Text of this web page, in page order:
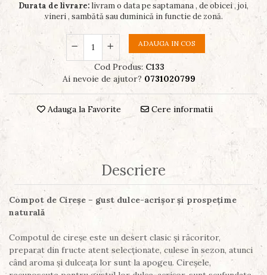
Durata de livrare: livram o data pe saptamana , de obicei , joi,
vineri , sambătă sau duminică in functie de zonă.
ADAUGA IN COS
Cod Produs: C133
Ai nevoie de ajutor? 0731020799
Adauga la Favorite Cere informatii
Descriere
Compot de Cireșe – gust dulce-acrișor și prospețime
naturală
Compotul de cireșe este un desert clasic și răcoritor,
preparat din fructe atent selecționate, culese în sezon, atunci
când aroma și dulceața lor sunt la apogeu. Cireșele,